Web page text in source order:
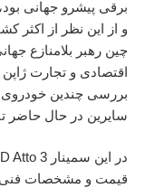
برقی پیشرو جهانی
و از این نظر از اکثر
چین رهبر بلامنازع
اقتصادی و تجارت
بررسی چندین خودروی
سایرین در حال حاضر
قیمت و مشخصات فنی